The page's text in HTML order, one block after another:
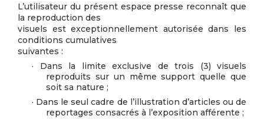
L’utilisateur du présent espace presse reconnaît que
la reproduction des
visuels est exceptionnellement autorisée dans les
conditions cumulatives
suivantes :
· Dans la limite exclusive de trois (3) visuels
reproduits sur un même support quelle que
soit sa nature ;
· Dans le seul cadre de l’illustration d’articles ou de
reportages consacrés à l’exposition afférente ;